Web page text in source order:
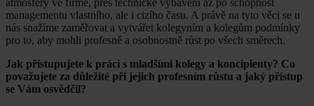
atmosféry ve firmě, přes technické vybavení až po schopnost
managementu vlastního, ale i cizího času. A právě na tyto věci se u
nás snažíme zaměřovat a vytvářet kolegyním a kolegům podmínky
pro to, aby mohli profesně a osobnostně růst po všech směrech.
Jak přistupujete k práci s mladšími kolegy a koncipienty? Co
považujete za důležité při jejich profesním růstu a jaký přístup
se Vám osvědčil?